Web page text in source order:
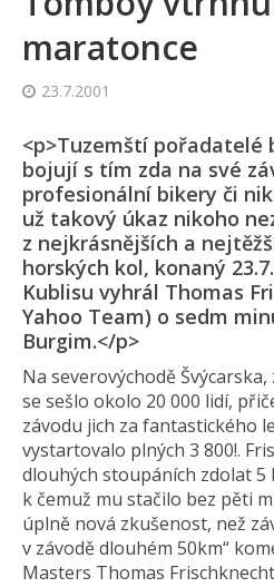
maratonce
23.7.2001
<p>Tuzemští pořadatelé
bojují s tím zda na své
profesionální bikery či
už takový úkaz nikoho
z nejkrásnějších a
horských kol, konaný
Kublisu vyhrál Thomas
Yahoo Team) o sedm
Burgim.</p>
Na severovýchodě
se sešlo okolo 20 000 lidí,
závodu jich za fantastického
vystartovalo plných 3 800!.
dlouhých stoupáních zdolat
k čemuž mu stačilo bez pěti
úplně nová zkušenost, než
v závodě dlouhém 50km“
Masters Thomas